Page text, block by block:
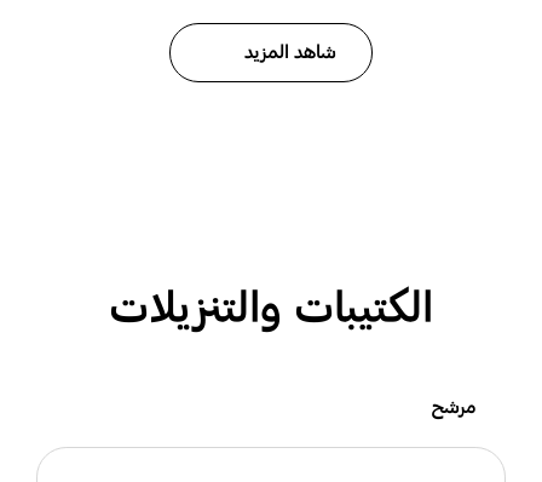
شاهد المزيد
الكتيبات والتنزيلات
مرشح